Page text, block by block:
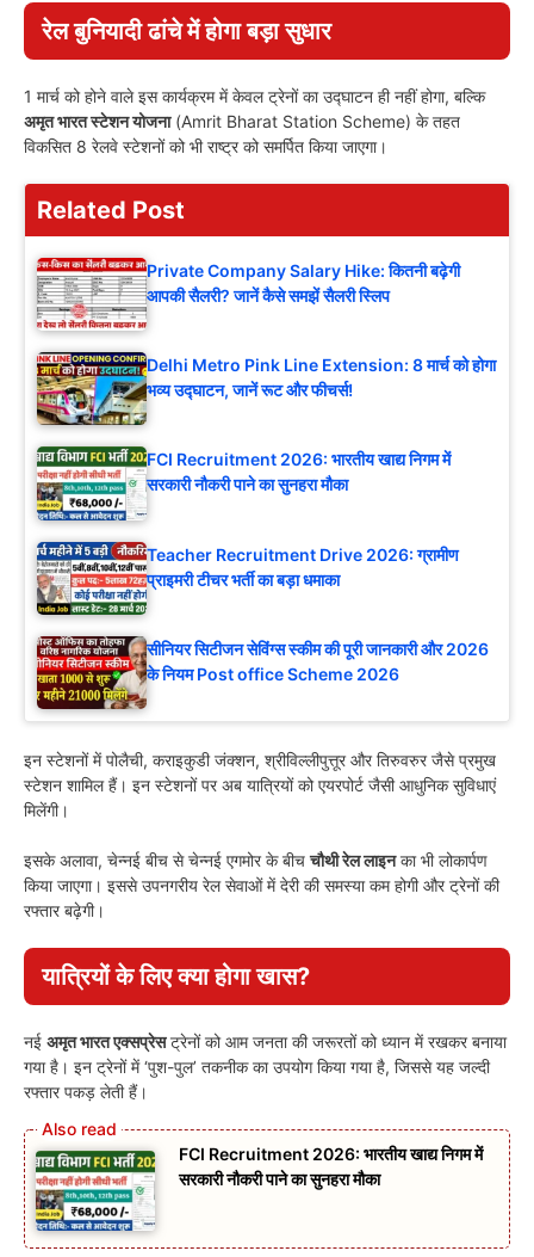
रेल बुनियादी ढांचे में होगा बड़ा सुधार
1 मार्च को होने वाले इस कार्यक्रम में केवल ट्रेनों का उद्घाटन ही नहीं होगा, बल्कि
अमृत भारत स्टेशन योजना(Amrit Bharat Station Scheme) के तहत
विकसित 8 रेलवे स्टेशनों को भी राष्ट्र को समर्पित किया जाएगा।
Related Post
Private Company Salary Hike: कितनी बढ़ेगी
आपकी सैलरी? जानें कैसे समझें सैलरी स्लिप
Delhi Metro Pink Line Extension: 8 मार्च को होगा
भव्य उद्घाटन, जानें रूट और फीचर्स!
FCI Recruitment 2026: भारतीय खाद्य निगम में
सरकारी नौकरी पाने का सुनहरा मौका
Teacher Recruitment Drive 2026: ग्रामीण
प्राइमरी टीचर भर्ती का बड़ा धमाका
सीनियर सिटीजन सेविंग्स स्कीम की पूरी जानकारी और 2026
के नियम Post office Scheme 2026
इन स्टेशनों में पोलैची, कराइकुडी जंक्शन, श्रीविल्लीपुत्तूर और तिरुवरुर जैसे प्रमुख
स्टेशन शामिल हैं। इन स्टेशनों पर अब यात्रियों को एयरपोर्ट जैसी आधुनिक सुविधाएं
मिलेंगी।
इसके अलावा, चेन्नई बीच से चेन्नई एगमोर के बीचचौथी रेल लाइनका भी लोकार्पण
किया जाएगा। इससे उपनगरीय रेल सेवाओं में देरी की समस्या कम होगी और ट्रेनों की
रफ्तार बढ़ेगी।
यात्रियों के लिए क्या होगा खास?
नई अमृत भारत एक्सप्रेसट्रेनों को आम जनता की जरूरतों को ध्यान में रखकर बनाया
गया है। इन ट्रेनों में ‘पुश-पुल’ तकनीक का उपयोग किया गया है, जिससे यह जल्दी
रफ्तार पकड़ लेती हैं।
FCI Recruitment 2026: भारतीय खाद्य निगम में
सरकारी नौकरी पाने का सुनहरा मौका